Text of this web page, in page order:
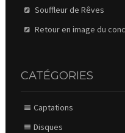
Souffleur de Rêves
Retour en image du
CATÉGORIES
Captations
Disques